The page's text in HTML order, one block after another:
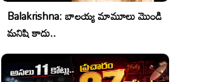
Balakrishna: బాలయ్య మామూలు మొండి
మనిషి కాదు..